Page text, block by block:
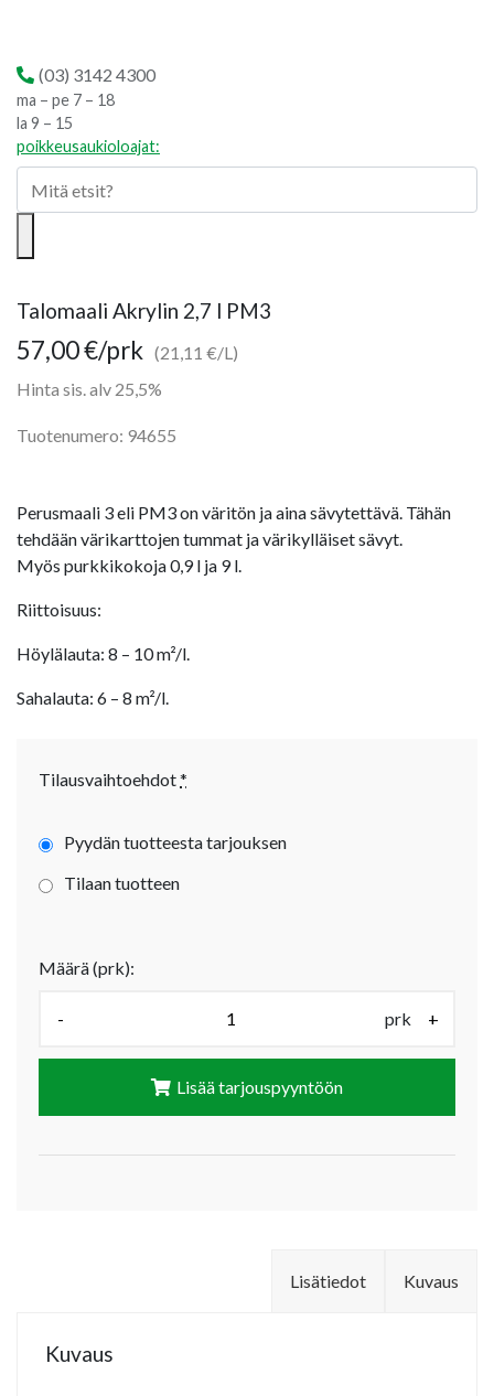
(03) 3142 4300
ma – pe 7 – 18
la 9 – 15
poikkeusaukioloajat:
Talomaali Akrylin 2,7 l PM3
57,00€/prk (21,11 €/L)
Hinta sis. alv 25,5%
Tuotenumero: 94655
Perusmaali 3 eli PM3 on väritön ja aina sävytettävä. Tähän
tehdään värikarttojen tummat ja värikylläiset sävyt.
Myös purkkikokoja 0,9 l ja 9 l.
Riittoisuus:
Höylälauta: 8 – 10 m²/l.
Sahalauta: 6 – 8 m²/l.
Tilausvaihtoehdot*
Pyydän tuotteesta tarjouksen
Tilaan tuotteen
Määrä (prk):
- prk +
Lisää tarjouspyyntöön
Kuvaus
Lisätiedot
Kuvaus